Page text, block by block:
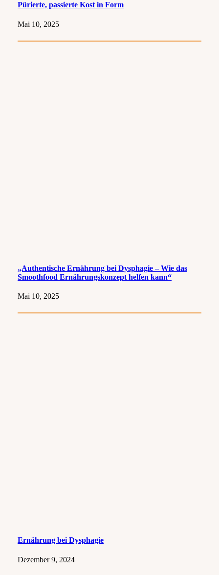
Pürierte, passierte Kost in Form
Mai 10, 2025
„Authentische Ernährung bei Dysphagie – Wie das
Smoothfood Ernährungskonzept helfen kann“
Mai 10, 2025
Ernährung bei Dysphagie
Dezember 9, 2024